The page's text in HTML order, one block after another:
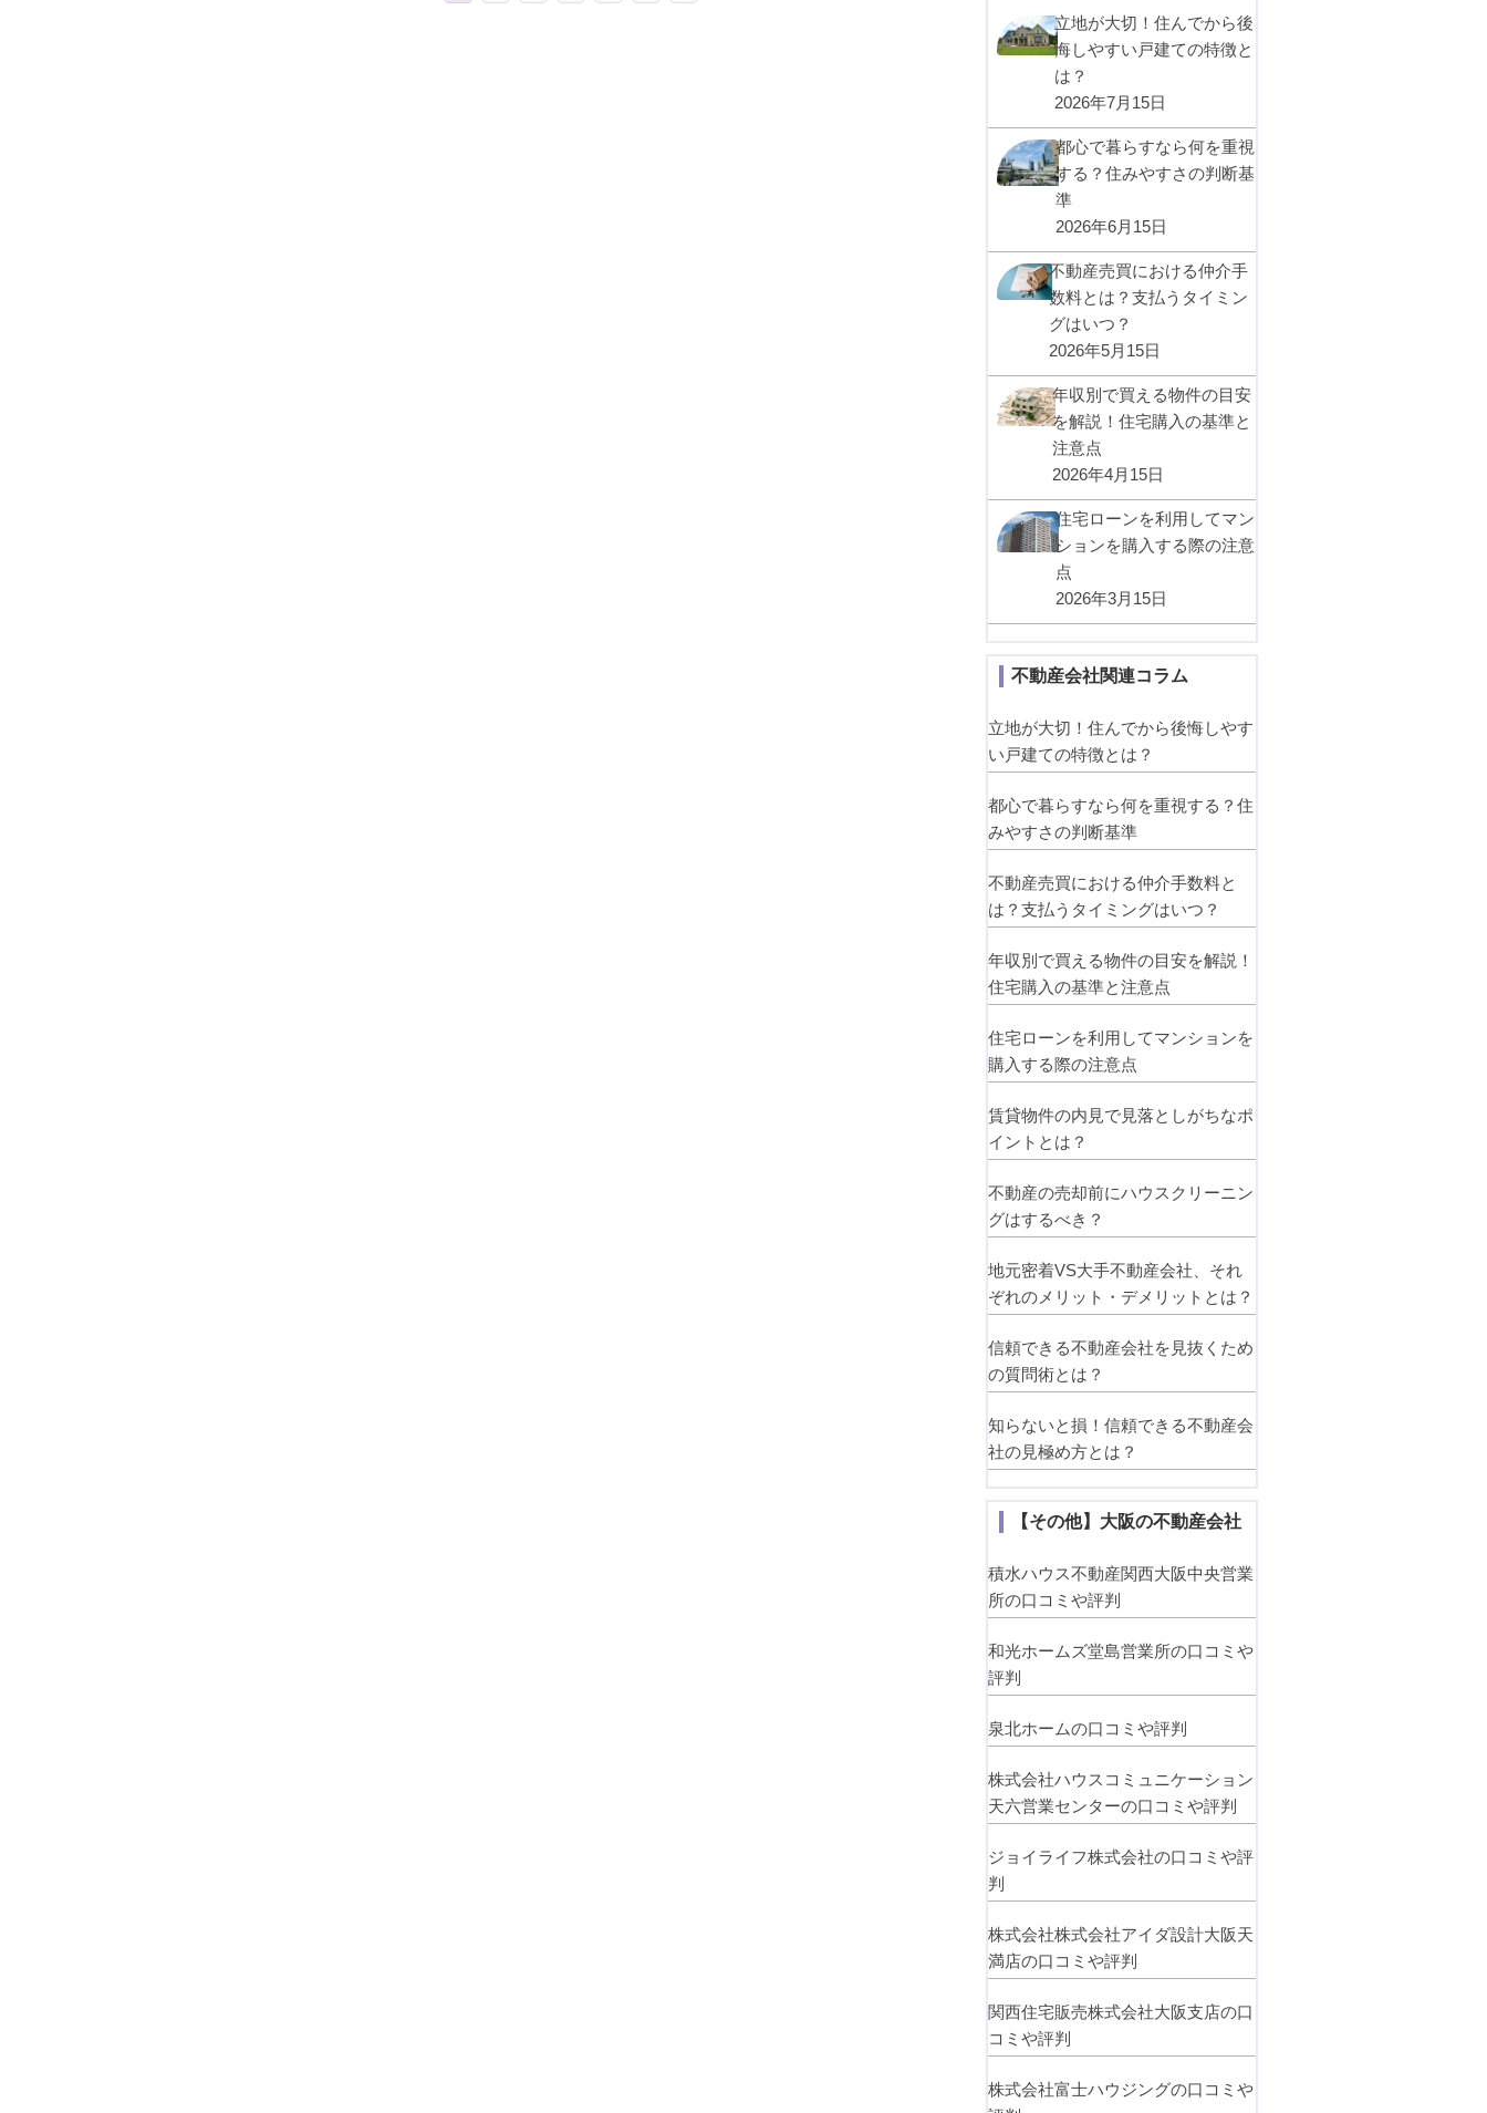
立地が大切！住んでから後
悔しやすい戸建ての特徴と
は？
2026年7月15日
都心で暮らすなら何を重視
する？住みやすさの判断基
準
2026年6月15日
不動産売買における仲介手
数料とは？支払うタイミン
グはいつ？
2026年5月15日
年収別で買える物件の目安
を解説！住宅購入の基準と
注意点
2026年4月15日
住宅ローンを利用してマン
ションを購入する際の注意
点
2026年3月15日
不動産会社関連コラム
立地が大切！住んでから後悔しやす
い戸建ての特徴とは？
都心で暮らすなら何を重視する？住
みやすさの判断基準
不動産売買における仲介手数料と
は？支払うタイミングはいつ？
年収別で買える物件の目安を解説！
住宅購入の基準と注意点
住宅ローンを利用してマンションを
購入する際の注意点
賃貸物件の内見で見落としがちなポ
イントとは？
不動産の売却前にハウスクリーニン
グはするべき？
地元密着VS大手不動産会社、それ
ぞれのメリット・デメリットとは？
信頼できる不動産会社を見抜くため
の質問術とは？
知らないと損！信頼できる不動産会
社の見極め方とは？
【その他】大阪の不動産会社
積水ハウス不動産関西大阪中央営業
所の口コミや評判
和光ホームズ堂島営業所の口コミや
評判
泉北ホームの口コミや評判
株式会社ハウスコミュニケーション
天六営業センターの口コミや評判
ジョイライフ株式会社の口コミや評
判
株式会社株式会社アイダ設計大阪天
満店の口コミや評判
関西住宅販売株式会社大阪支店の口
コミや評判
株式会社富士ハウジングの口コミや